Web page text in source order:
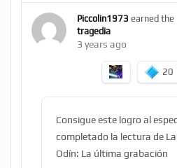
Piccolin1973 earned the
tragedia
3 years ago
20
Consigue este logro al
completado la lectura de
Odín: La última grabación